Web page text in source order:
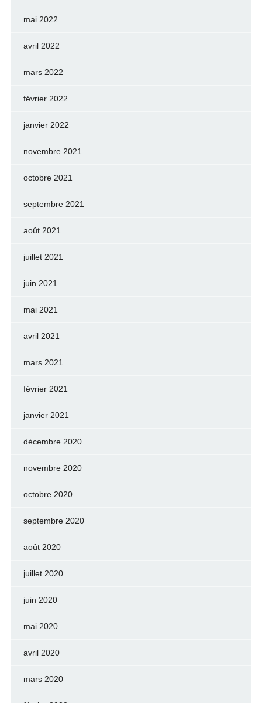
mai 2022
avril 2022
mars 2022
février 2022
janvier 2022
novembre 2021
octobre 2021
septembre 2021
août 2021
juillet 2021
juin 2021
mai 2021
avril 2021
mars 2021
février 2021
janvier 2021
décembre 2020
novembre 2020
octobre 2020
septembre 2020
août 2020
juillet 2020
juin 2020
mai 2020
avril 2020
mars 2020